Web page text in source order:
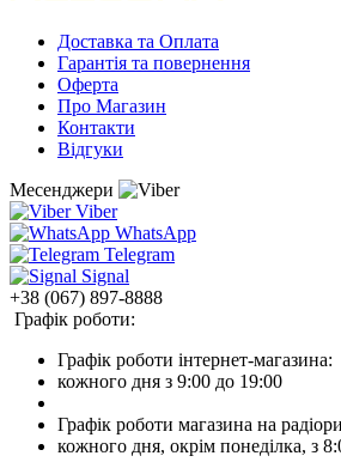
Доставка та Оплата
Гарантія та повернення
Оферта
Про Магазин
Контакти
Відгуки
Месенджери
Viber
WhatsApp
Telegram
Signal
+38 (067) 897-8888
Графік роботи:
Графік роботи інтернет-магазина:
кожного дня з 9:00 до 19:00
Графік роботи магазина на
кожного дня, окрім понеділка, з